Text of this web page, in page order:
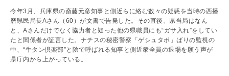
今年3月、兵庫県の斎藤元彦知事と側近らに絡む数々の疑惑を当時の西播
磨県民局長Aさん（60）が文書で告発した。その直後、県当局はなん
と、Aさんだけでなく協力者と疑った他の県職員にも“ガサ入れ”をしてい
たと関係者が証言した。ナチスの秘密警察「ゲシュタポ」ばりの監視の
中、“牛タン倶楽部”と陰で呼ばれる知事と側近衆全員の退場を願う声が
県庁内から上がっている。